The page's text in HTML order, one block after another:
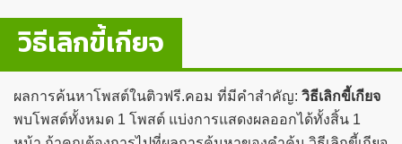
วิธีเลิกขี้เกียจ
ผลการค้นหาโพสต์ในติวฟรี.คอม ที่มีคำสำคัญ: วิธีเลิกขี้เกียจ
พบโพสต์ทั้งหมด 1 โพสต์ แบ่งการแสดงผลออกได้ทั้งสิ้น 1